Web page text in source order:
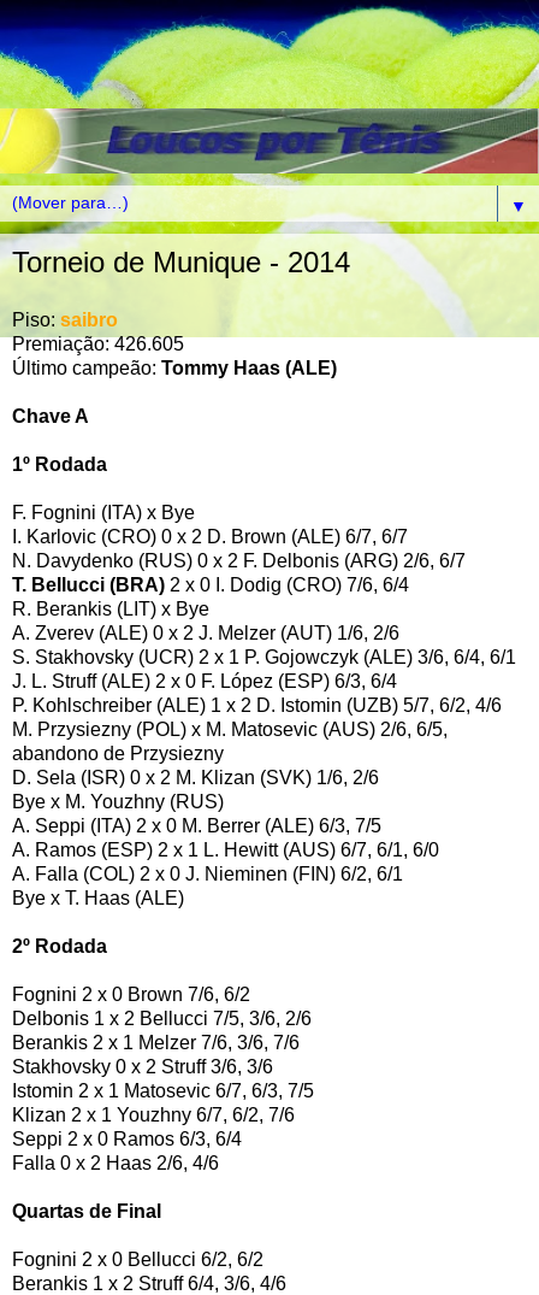
▼
Torneio de Munique - 2014
Piso: saibro
Premiação: 426.605
Último campeão: Tommy Haas (ALE)
Chave A
1º Rodada
F. Fognini (ITA) x Bye
I. Karlovic (CRO) 0 x 2 D. Brown (ALE) 6/7, 6/7
N. Davydenko (RUS) 0 x 2 F. Delbonis (ARG) 2/6, 6/7
T. Bellucci (BRA) 2 x 0 I. Dodig (CRO) 7/6, 6/4
R. Berankis (LIT) x Bye
A. Zverev (ALE) 0 x 2 J. Melzer (AUT) 1/6, 2/6
S. Stakhovsky (UCR) 2 x 1 P. Gojowczyk (ALE) 3/6, 6/4, 6/1
J. L. Struff (ALE) 2 x 0 F. López (ESP) 6/3, 6/4
P. Kohlschreiber (ALE) 1 x 2 D. Istomin (UZB) 5/7, 6/2, 4/6
M. Przysiezny (POL) x M. Matosevic (AUS) 2/6, 6/5,
abandono de Przysiezny
D. Sela (ISR) 0 x 2 M. Klizan (SVK) 1/6, 2/6
Bye x M. Youzhny (RUS)
A. Seppi (ITA) 2 x 0 M. Berrer (ALE) 6/3, 7/5
A. Ramos (ESP) 2 x 1 L. Hewitt (AUS) 6/7, 6/1, 6/0
A. Falla (COL) 2 x 0 J. Nieminen (FIN) 6/2, 6/1
Bye x T. Haas (ALE)
2º Rodada
Fognini 2 x 0 Brown 7/6, 6/2
Delbonis 1 x 2 Bellucci 7/5, 3/6, 2/6
Berankis 2 x 1 Melzer 7/6, 3/6, 7/6
Stakhovsky 0 x 2 Struff 3/6, 3/6
Istomin 2 x 1 Matosevic 6/7, 6/3, 7/5
Klizan 2 x 1 Youzhny 6/7, 6/2, 7/6
Seppi 2 x 0 Ramos 6/3, 6/4
Falla 0 x 2 Haas 2/6, 4/6
Quartas de Final
Fognini 2 x 0 Bellucci 6/2, 6/2
Berankis 1 x 2 Struff 6/4, 3/6, 4/6